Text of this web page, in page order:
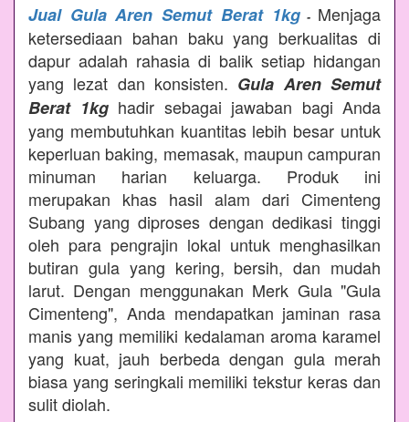
Jual Gula Aren Semut Berat 1kg- Menjaga
ketersediaan bahan baku yang berkualitas di
dapur adalah rahasia di balik setiap hidangan
yang lezat dan konsisten. Gula Aren Semut
Berat 1kghadir sebagai jawaban bagi Anda
yang membutuhkan kuantitas lebih besar untuk
keperluan baking, memasak, maupun campuran
minuman harian keluarga. Produk ini
merupakan khas hasil alam dari Cimenteng
Subang yang diproses dengan dedikasi tinggi
oleh para pengrajin lokal untuk menghasilkan
butiran gula yang kering, bersih, dan mudah
larut. Dengan menggunakan Merk Gula "Gula
Cimenteng", Anda mendapatkan jaminan rasa
manis yang memiliki kedalaman aroma karamel
yang kuat, jauh berbeda dengan gula merah
biasa yang seringkali memiliki tekstur keras dan
sulit diolah.